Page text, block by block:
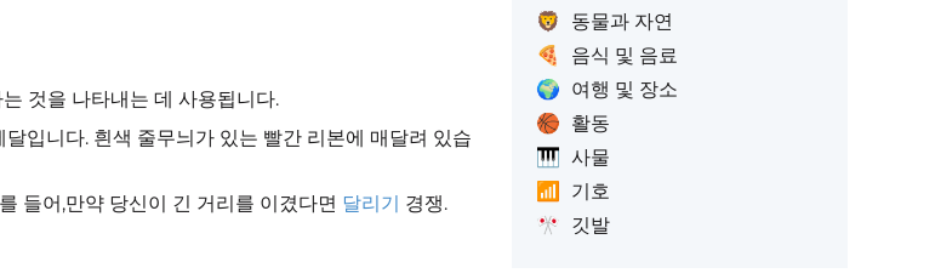
것을 나타내는 데 사용됩니다.
입니다. 흰색 줄무늬가 있는 빨간 리본에 매달려 있습
들어,만약 당신이 긴 거리를 이겼다면 달리기 경쟁.
🦁
동물과 자연
🍕
음식 및 음료
🌍 여행 및 장소
🏀 활동
🎹 사물
📶
기호
🎌 깃발